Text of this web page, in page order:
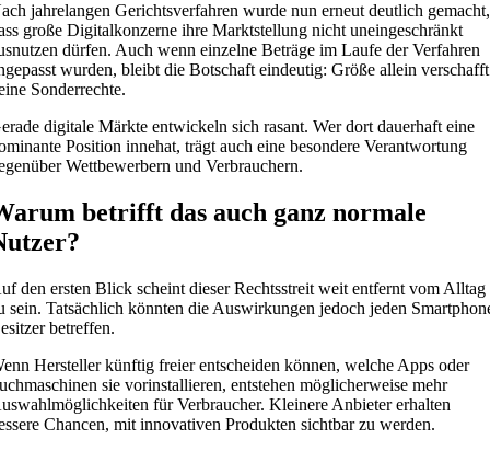
jahrelangen Gerichtsverfahren wurde nun erneut deutlich gemacht,
große Digitalkonzerne ihre Marktstellung nicht uneingeschränkt
dürfen. Auch wenn einzelne Beträge im Laufe der Verfahren
wurden, bleibt die Botschaft eindeutig: Größe allein verschafft
Sonderrechte.
digitale Märkte entwickeln sich rasant. Wer dort dauerhaft eine
Position innehat, trägt auch eine besondere Verantwortung
Wettbewerbern und Verbrauchern.
betrifft das auch ganz normale
den ersten Blick scheint dieser Rechtsstreit weit entfernt vom Alltag
sein. Tatsächlich könnten die Auswirkungen jedoch jeden
betreffen.
Hersteller künftig freier entscheiden können, welche Apps oder
sie vorinstallieren, entstehen möglicherweise mehr
für Verbraucher. Kleinere Anbieter erhalten
Chancen, mit innovativen Produkten sichtbar zu werden.